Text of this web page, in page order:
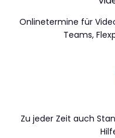
Onlinetermine für
Teams,
Zu jeder Zeit auch